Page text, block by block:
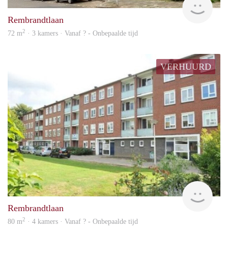
Rembrandtlaan
72 m2 · 3 kamers · Vanaf ? - Onbepaalde tijd
VERHUURD
Rembrandtlaan
80 m2 · 4 kamers · Vanaf ? - Onbepaalde tijd